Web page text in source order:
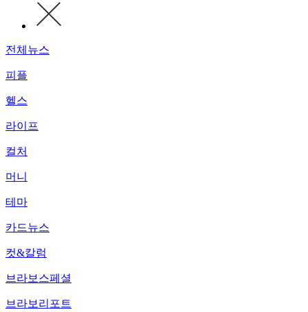
전체뉴스
피플
헬스
라이프
컬처
머니
테마
카드뉴스
컷&칼럼
브라보스페셜
브라보리포트